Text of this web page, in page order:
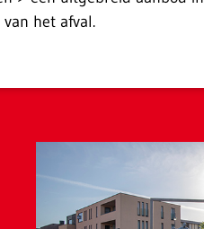
het afval.